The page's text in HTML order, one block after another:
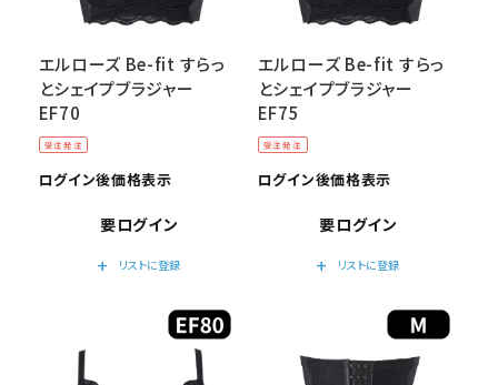
受注発注
エルローズ Be-fit すらっ
とシェイプブラジャー
EF70
ログイン後価格表示
要ログイン
add
リストに登録
受注発注
エルローズ Be-fit すらっ
とシェイプブラジャー
EF75
ログイン後価格表示
要ログイン
add
リストに登録